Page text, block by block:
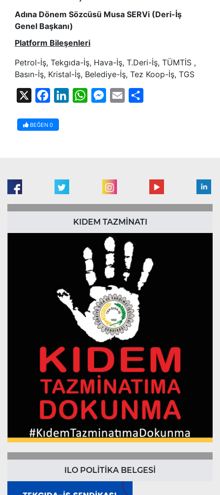
Adına Dönem Sözcüsü Musa SERVi (Deri-İş
Genel Başkanı)
Platform Bileşenleri
Petrol-İş, Tekgıda-İş, Hava-İş, T.Deri-İş, TÜMTİS ,
Basın-İş, Kristal-İş, Belediye-İş, Tez Koop-İş, TGS
FacebookLinkedInWhatsAppMessenger
Email
BEĞEN 0
KIDEM TAZMİNATI
ILO POLİTİKA BELGESİ